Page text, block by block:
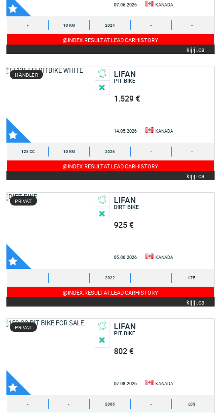
07.06.2026 KANADA
- 10 KM 2024 - -
@INDEX.RESULTAT.LEAD.CARHISTORY
kijiji.ca
HÄNDLER LIFAN
PIT BIKE
1.529 €
14.05.2026 KANADA
125 CC 10 KM 2026 - -
@INDEX.RESULTAT.LEAD.CARHISTORY
kijiji.ca
PRIVAT LIFAN
DIRT BIKE
925 €
05.06.2026 KANADA
- - 2022 - L7E
@INDEX.RESULTAT.LEAD.CARHISTORY
kijiji.ca
PRIVAT LIFAN
PIT BIKE
802 €
07.08.2026 KANADA
- - 2008 - L0S